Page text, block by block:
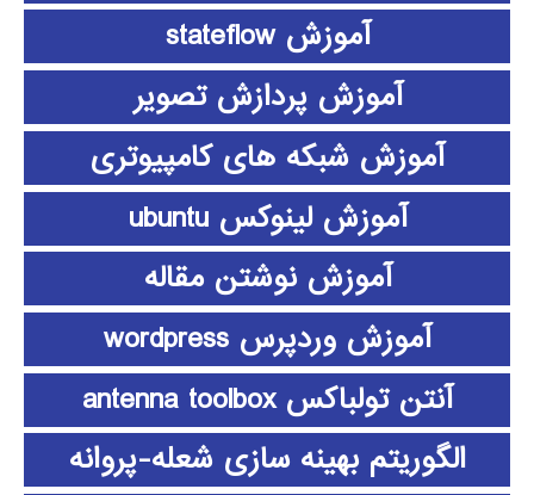
آموزش stateflow
آموزش پردازش تصویر
آموزش شبکه های کامپیوتری
آموزش لینوکس ubuntu
آموزش نوشتن مقاله
آموزش وردپرس wordpress
آنتن تولباکس antenna toolbox
الگوریتم بهینه سازی شعله-پروانه